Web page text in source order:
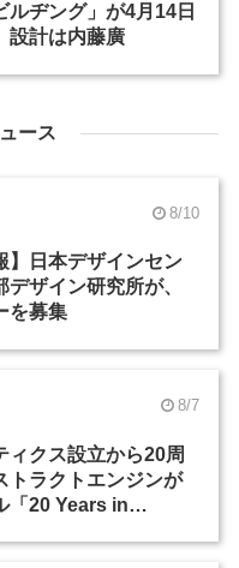
ルヂング」が4月14日
設計は内藤廣
ース
8/10
】日本デザインセン
デザイン研究所が、
を募集
8/7
ィクス設立から20周
トラクトエンジンが
「20 Years in